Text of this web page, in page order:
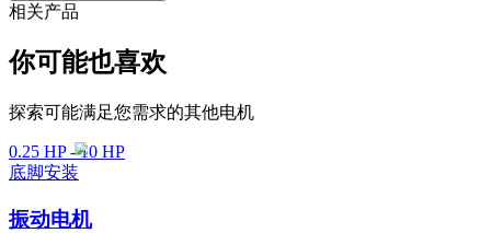
相关产品
你可能也喜欢
探索可能满足您需求的其他电机
0.25 HP - 10 HP
底脚安装
振动电机